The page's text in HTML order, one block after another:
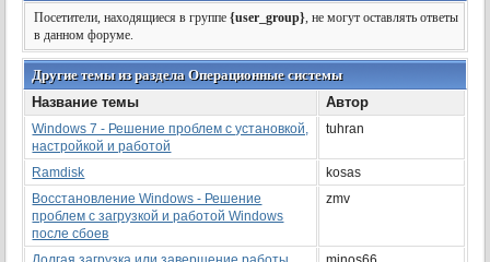
Посетители, находящиеся в группе{user_group}, не могут оставлять ответы
в данном форуме.
Другие темы из раздела Операционные системы
Название темы
Автор
Windows 7 - Решение проблем с установкой,
настройкой и работой
tuhran
Ramdisk
kosas
Восстановление Windows - Решение
проблем с загрузкой и работой Windows
после сбоев
zmv